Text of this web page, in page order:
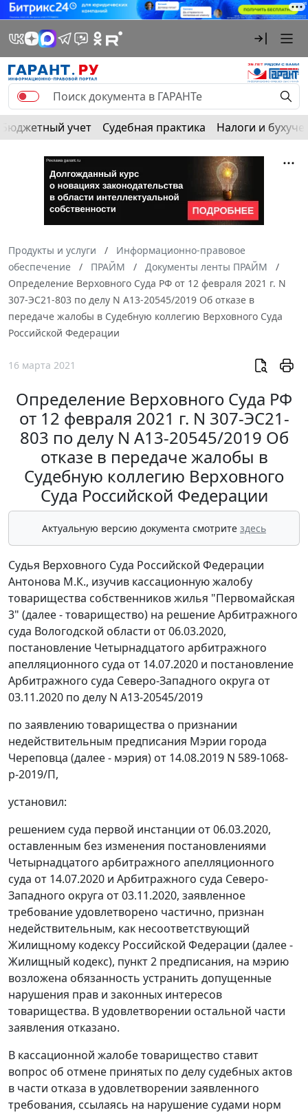
Бюджетный учет Судебная практика Налоги и
Продукты и услуги
Информационно-правовое
обеспечение
ПРАЙМ
Документы ленты ПРАЙМ
Определение Верховного Суда РФ от 12 февраля 2021 г. N
307-ЭС21-803 по делу N А13-20545/2019 Об отказе в
передаче жалобы в Судебную коллегию Верховного Суда
Российской Федерации
16 марта 2021
Определение Верховного Суда РФ
от 12 февраля 2021 г. N 307-ЭС21-
803 по делу N А13-20545/2019 Об
отказе в передаче жалобы в
Судебную коллегию Верховного
Суда Российской Федерации
Актуальную версию документа смотрите здесь
Судья Верховного Суда Российской Федерации
Антонова М.К., изучив кассационную жалобу
товарищества собственников жилья "Первомайская
3" (далее - товарищество) на решение Арбитражного
суда Вологодской области от 06.03.2020,
постановление Четырнадцатого арбитражного
апелляционного суда от 14.07.2020 и постановление
Арбитражного суда Северо-Западного округа от
03.11.2020 по делу N А13-20545/2019
по заявлению товарищества о признании
недействительным предписания Мэрии города
Череповца (далее - мэрия) от 14.08.2019 N 589-1068-
р-2019/П,
установил:
решением суда первой инстанции от 06.03.2020,
оставленным без изменения постановлениями
Четырнадцатого арбитражного апелляционного
суда от 14.07.2020 и Арбитражного суда Северо-
Западного округа от 03.11.2020, заявленное
требование удовлетворено частично, признан
недействительным, как несоответствующий
Жилищному кодексу Российской Федерации (далее -
Жилищный кодекс), пункт 2 предписания, на мэрию
возложена обязанность устранить допущенные
нарушения прав и законных интересов
товарищества. В удовлетворении остальной части
заявления отказано.
В кассационной жалобе товарищество ставит
вопрос об отмене принятых по делу судебных актов
в части отказа в удовлетворении заявленного
требования, ссылаясь на нарушение судами норм